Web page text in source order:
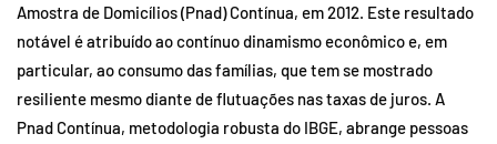
Amostra de Domicílios (Pnad) Contínua, em 2012. Este resultado
notável é atribuído ao contínuo dinamismo econômico e, em
particular, ao consumo das famílias, que tem se mostrado
resiliente mesmo diante de flutuações nas taxas de juros. A
Pnad Contínua, metodologia robusta do IBGE, abrange pessoas